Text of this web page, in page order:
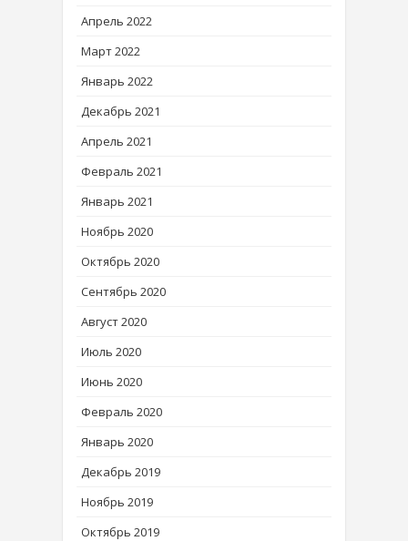
Апрель 2022
Март 2022
Январь 2022
Декабрь 2021
Апрель 2021
Февраль 2021
Январь 2021
Ноябрь 2020
Октябрь 2020
Сентябрь 2020
Август 2020
Июль 2020
Июнь 2020
Февраль 2020
Январь 2020
Декабрь 2019
Ноябрь 2019
Октябрь 2019